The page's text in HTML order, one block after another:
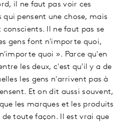
il ne faut pas voir ces
pensent une chose, mais
Il ne faut pas se
gens font n'importe quoi,
quoi ». Parce qu'en
les deux, c'est qu'il y a de
les gens n'arrivent pas à
Et on dit aussi souvent,
les marques et les produits
toute façon. Il est vrai que